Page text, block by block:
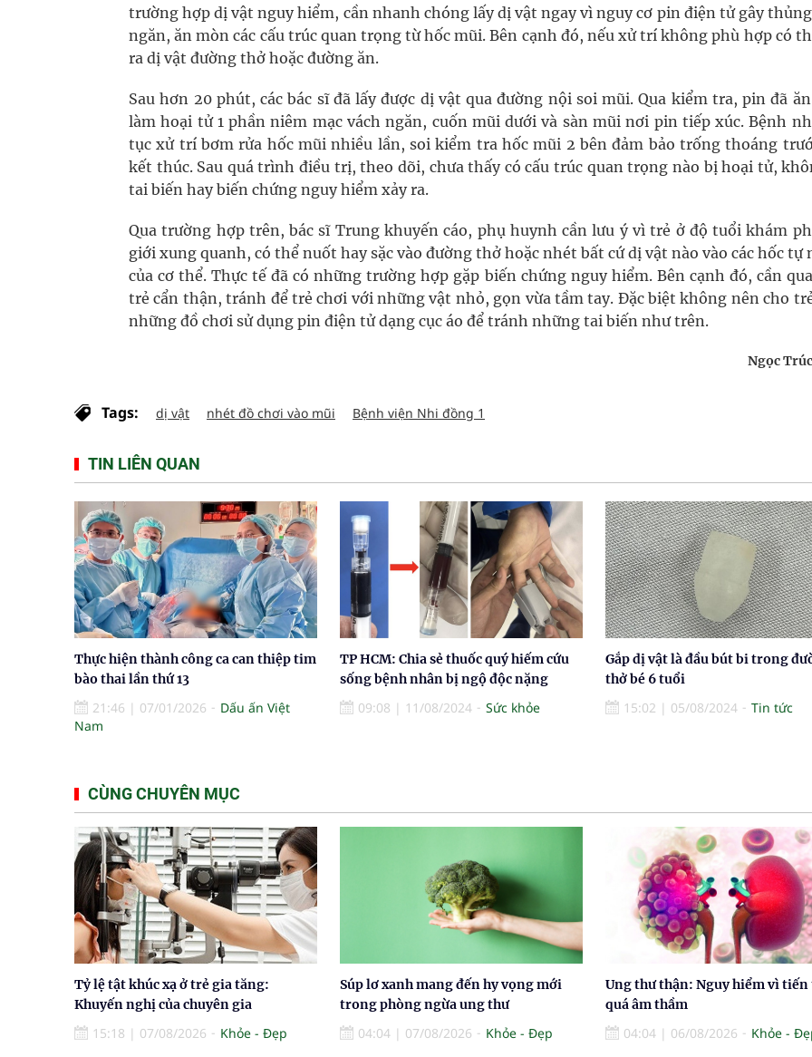
trường hợp dị vật nguy hiểm, cần nhanh chóng lấy dị vật ngay vì nguy cơ pin điện tử gây
ngăn, ăn mòn các cấu trúc quan trọng từ hốc mũi. Bên cạnh đó, nếu xử trí không phù hợp có
ra dị vật đường thở hoặc đường ăn.
Sau hơn 20 phút, các bác sĩ đã lấy được dị vật qua đường nội soi mũi. Qua kiểm tra, pin đã
làm hoại tử 1 phần niêm mạc vách ngăn, cuốn mũi dưới và sàn mũi nơi pin tiếp xúc. Bệnh
tục xử trí bơm rửa hốc mũi nhiều lần, soi kiểm tra hốc mũi 2 bên đảm bảo trống thoáng
kết thúc. Sau quá trình điều trị, theo dõi, chưa thấy có cấu trúc quan trọng nào bị hoại tử,
tai biến hay biến chứng nguy hiểm xảy ra.
Qua trường hợp trên, bác sĩ Trung khuyến cáo, phụ huynh cần lưu ý vì trẻ ở độ tuổi khám
giới xung quanh, có thể nuốt hay sặc vào đường thở hoặc nhét bất cứ dị vật nào vào các hốc tự
của cơ thể. Thực tế đã có những trường hợp gặp biến chứng nguy hiểm. Bên cạnh đó, cần
trẻ cẩn thận, tránh để trẻ chơi với những vật nhỏ, gọn vừa tầm tay. Đặc biệt không nên cho
những đồ chơi sử dụng pin điện tử dạng cục áo để tránh những tai biến như trên.
Ngọc
Tags: dị vật nhét đồ chơi vào mũi Bệnh viện Nhi đồng 1
TIN LIÊN QUAN
Thực hiện thành công ca can thiệp tim
bào thai lần thứ 13
21:46 | 07/01/2026
Dấu ấn Việt
Nam
TP HCM: Chia sẻ thuốc quý hiếm cứu
sống bệnh nhân bị ngộ độc nặng
09:08 | 11/08/2024 Sức khỏe
Gắp dị vật là đầu bút bi trong
thở bé 6 tuổi
15:02 | 05/08/2024 Tin tức
CÙNG CHUYÊN MỤC
Tỷ lệ tật khúc xạ ở trẻ gia tăng:
Khuyến nghị của chuyên gia
15:18 | 07/08/2026 Khỏe - Đẹp
Súp lơ xanh mang đến hy vọng mới
trong phòng ngừa ung thư
04:04 | 07/08/2026 Khỏe - Đẹp
Ung thư thận: Nguy hiểm vì
quá âm thầm
04:04 | 06/08/2026 Khỏe -